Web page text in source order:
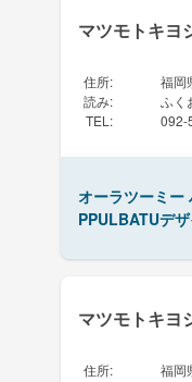
マツモトキヨ
住所:
福岡
読み:
ふく
TEL : 092-
オーラツーミー
PPULBATUデ
マツモトキヨ
住所:
福岡